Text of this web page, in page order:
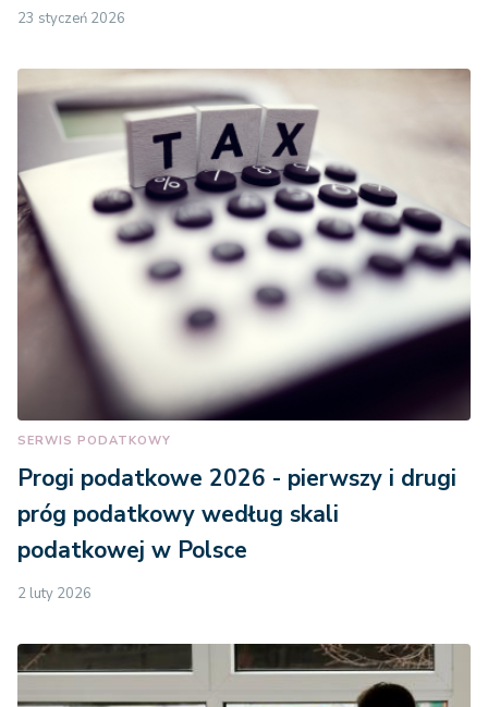
23 styczeń 2026
SERWIS PODATKOWY
Progi podatkowe 2026 - pierwszy i drugi
próg podatkowy według skali
podatkowej w Polsce
2 luty 2026